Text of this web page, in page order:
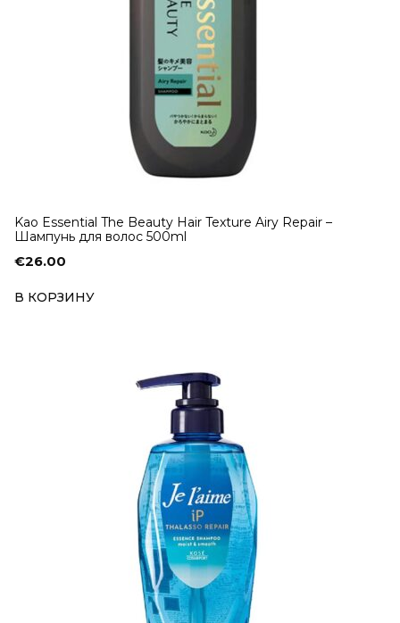
Kao Essential The Beauty Hair Texture Airy Repair –
Шампунь для волос 500ml
€26.00
В КОРЗИНУ